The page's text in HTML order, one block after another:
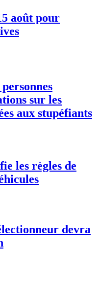
août pour
sur les
aux stupéfiants
les règles de
devra